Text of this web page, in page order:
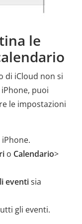
le
di iCloud non si
puoi
le impostazioni
o Calendario>
eventisia
gli eventi.